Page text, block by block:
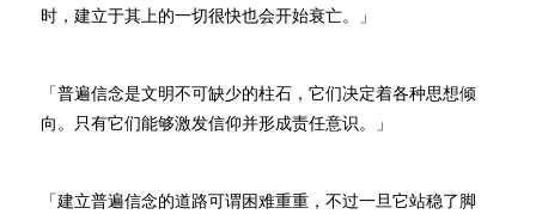
时，建立于其上的一切很快也会开始衰亡。」
「普遍信念是文明不可缺少的柱石，它们决定着各种思想倾
向。只有它们能够激发信仰并形成责任意识。」
「建立普遍信念的道路可谓困难重重，不过一旦它站稳了脚